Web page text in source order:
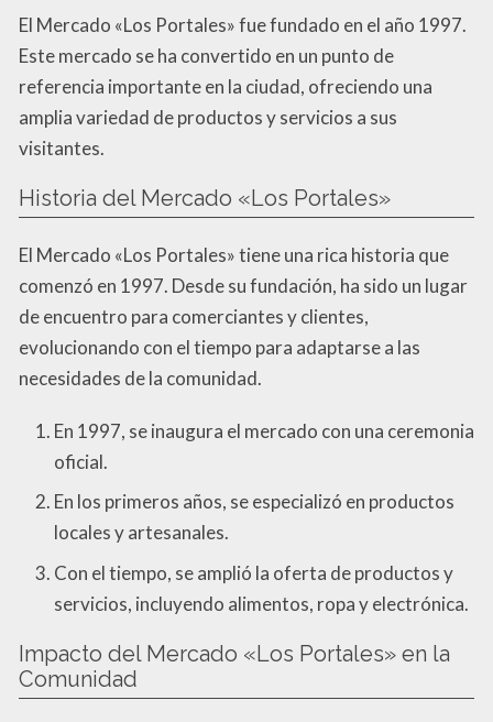
El Mercado «Los Portales» fue fundado en el año 1997.
Este mercado se ha convertido en un punto de
referencia importante en la ciudad, ofreciendo una
amplia variedad de productos y servicios a sus
visitantes.
Historia del Mercado «Los Portales»
El Mercado «Los Portales» tiene una rica historia que
comenzó en 1997. Desde su fundación, ha sido un lugar
de encuentro para comerciantes y clientes,
evolucionando con el tiempo para adaptarse a las
necesidades de la comunidad.
En 1997, se inaugura el mercado con una ceremonia
oficial.
En los primeros años, se especializó en productos
locales y artesanales.
Con el tiempo, se amplió la oferta de productos y
servicios, incluyendo alimentos, ropa y electrónica.
Impacto del Mercado «Los Portales» en la
Comunidad